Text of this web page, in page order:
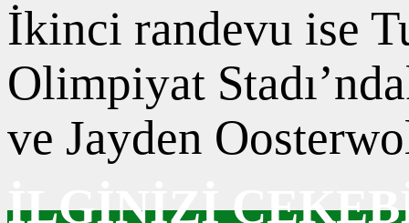
İkinci randevu ise
Olimpiyat
ve Jayden
İLGİNİZİ